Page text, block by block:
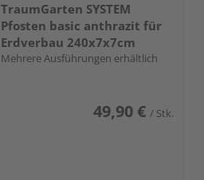
TraumGarten SYSTEM
Pfosten basic anthrazit für
Erdverbau 240x7x7cm
Mehrere Ausführungen erhältlich
49,90 € / Stk.